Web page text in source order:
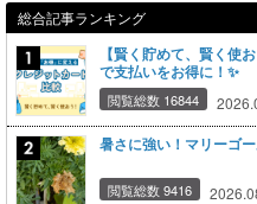
総合記事ランキング
【賢く貯めて、賢く使
で支払いをお得に！✨
閲覧総数 16844
暑さに強い！マリーゴ
閲覧総数 9416